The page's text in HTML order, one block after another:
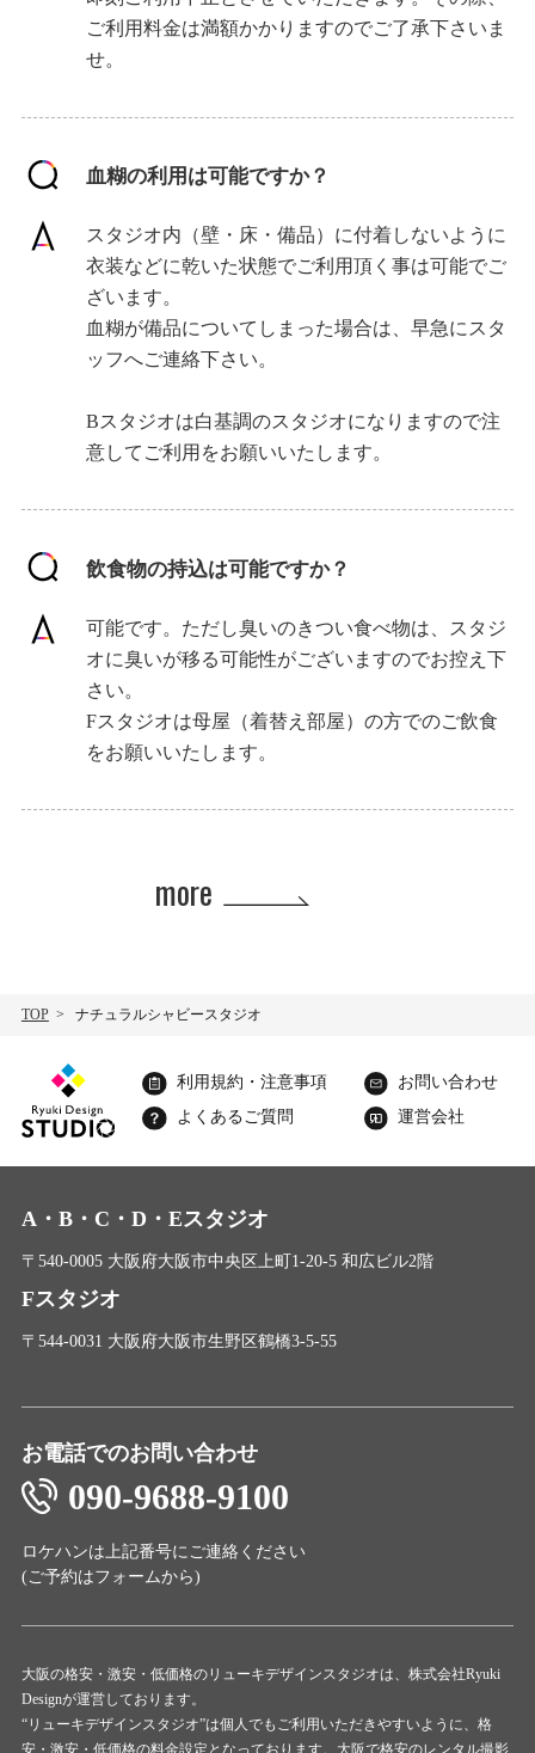
ご利用料金は満額かかりますのでご了承下さいま
せ。
血糊の利用は可能ですか？
スタジオ内（壁・床・備品）に付着しないように
衣装などに乾いた状態でご利用頂く事は可能でご
ざいます。
血糊が備品についてしまった場合は、早急にスタ
ッフへご連絡下さい。
Bスタジオは白基調のスタジオになりますので注
意してご利用をお願いいたします。
飲食物の持込は可能ですか？
可能です。ただし臭いのきつい食べ物は、スタジ
オに臭いが移る可能性がございますのでお控え下
さい。
Fスタジオは母屋（着替え部屋）の方でのご飲食
をお願いいたします。
more
TOP ナチュラルシャビースタジオ
利用規約・注意事項
よくあるご質問
お問い合わせ
運営会社
A・B・C・D・Eスタジオ
〒540-0005 大阪府大阪市中央区上町1-20-5 和広ビル2階
Fスタジオ
〒544-0031 大阪府大阪市生野区鶴橋3-5-55
お電話でのお問い合わせ
090-9688-9100
ロケハンは上記番号にご連絡ください
(ご予約はフォームから)
大阪の格安・激安・低価格のリューキデザインスタジオは、株式会社Ryuki
Designが運営しております。
“リューキデザインスタジオ”は個人でもご利用いただきやすいように、格
安・激安・低価格の料金設定となっております。大阪で格安のレンタル撮影